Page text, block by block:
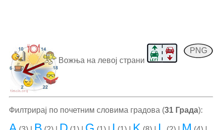
PNG
Вожња на левој страни
Филтрирај по почетним словима градова (31 Града):